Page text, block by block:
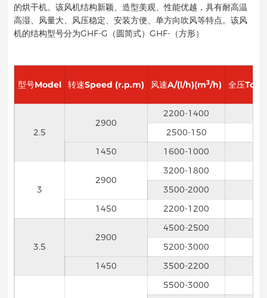
的烘干机。该风机结构新颖、造型美观、性能优越，具有耐高温
高湿、风量大、风压稳定、安装方便、单方向吹风等特点。该风
机的结构型号分为GHF-G（圆简式）GHF-（方形）
型号Model 转速Speed (r.p.m) 风速A/(l/h)(m3/h) 全压
2.5
2900
2200-1400
2500-150
1450
1600-1000
3
2900
3200-1800
3500-2000
1450
2200-1200
3.5
2900
4500-2500
5200-3000
1450
3500-2200
5500-3000